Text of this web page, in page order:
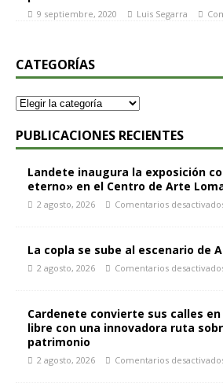
9 septiembre, 2020 Luis Segarra
CATEGORÍAS
PUBLICACIONES RECIENTES
Landete inaugura la exposición
eterno» en el Centro de Arte
2 agosto, 2026 Comentarios
La copla se sube al escenario de
2 agosto, 2026 Comentarios
Cardenete convierte sus calles
libre con una innovadora ruta
patrimonio
2 agosto, 2026 Comentarios